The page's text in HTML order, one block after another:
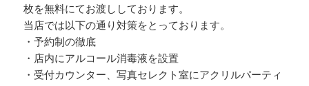
枚を無料にてお渡ししております。
当店では以下の通り対策をとっております。
・予約制の徹底
・店内にアルコール消毒液を設置
・受付カウンター、写真セレクト室にアクリルパーティ